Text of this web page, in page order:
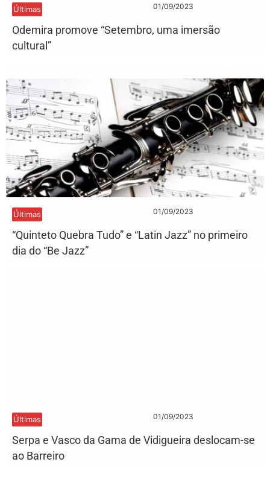
Últimas 01/09/2023
Odemira promove “Setembro, uma imersão
cultural”
Últimas 01/09/2023
“Quinteto Quebra Tudo” e “Latin Jazz” no primeiro
dia do “Be Jazz”
Últimas 01/09/2023
Serpa e Vasco da Gama de Vidigueira deslocam-se
ao Barreiro